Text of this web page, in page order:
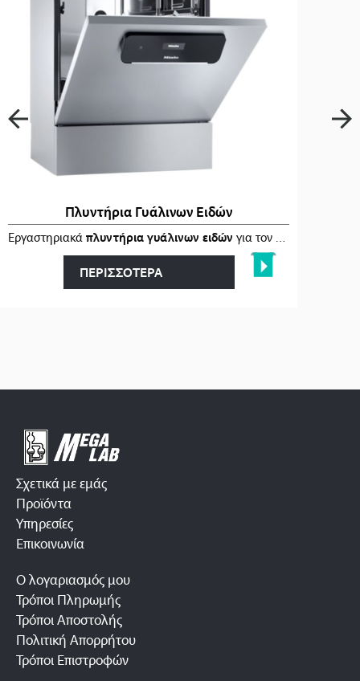
Πλυντήρια Γυάλινων Ειδών
Εργαστηριακά πλυντήρια γυάλινων ειδών για τον
ΠΕΡΙΣΣΟΤΕΡΑ
Σχετικά με εμάς
Προϊόντα
Υπηρεσίες
Επικοινωνία
Ο λογαριασμός μου
Τρόποι Πληρωμής
Τρόποι Αποστολής
Πολιτική Απορρήτου
Τρόποι Επιστροφών